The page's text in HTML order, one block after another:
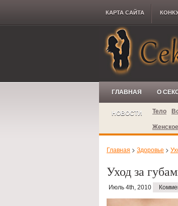
КАРТА САЙТА
ГЛАВНАЯ О
НОВОСТИ Тело
Главная > Здоровье >
Уход за
Июль 4th, 2010